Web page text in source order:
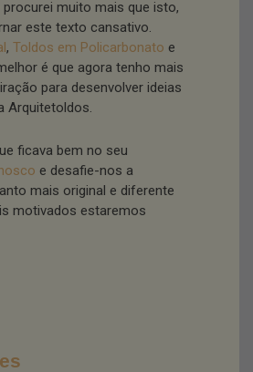
muito mais que isto,
este texto cansativo.
, Toldos em Policarbonato e
é que agora tenho mais
para desenvolver ideias
Arquitetoldos.
ficava bem no seu
e desafie-nos a
mais original e diferente
motivados estaremos